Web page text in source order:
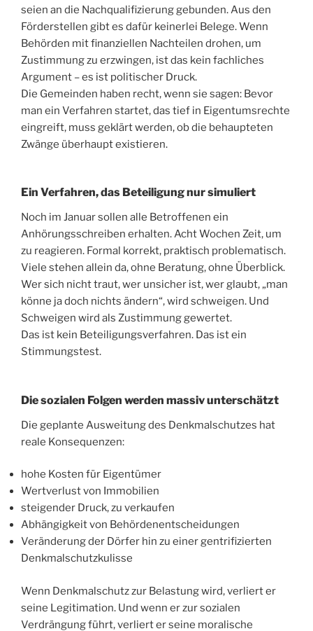
seien an die Nachqualifizierung gebunden. Aus den
Förderstellen gibt es dafür keinerlei Belege. Wenn
Behörden mit finanziellen Nachteilen drohen, um
Zustimmung zu erzwingen, ist das kein fachliches
Argument – es ist politischer Druck.
Die Gemeinden haben recht, wenn sie sagen: Bevor
man ein Verfahren startet, das tief in Eigentumsrechte
eingreift, muss geklärt werden, ob die behaupteten
Zwänge überhaupt existieren.
Ein Verfahren, das Beteiligung nur simuliert
Noch im Januar sollen alle Betroffenen ein
Anhörungsschreiben erhalten. Acht Wochen Zeit, um
zu reagieren. Formal korrekt, praktisch problematisch.
Viele stehen allein da, ohne Beratung, ohne Überblick.
Wer sich nicht traut, wer unsicher ist, wer glaubt, „man
könne ja doch nichts ändern“, wird schweigen. Und
Schweigen wird als Zustimmung gewertet.
Das ist kein Beteiligungsverfahren. Das ist ein
Stimmungstest.
Die sozialen Folgen werden massiv unterschätzt
Die geplante Ausweitung des Denkmalschutzes hat
reale Konsequenzen:
hohe Kosten für Eigentümer
Wertverlust von Immobilien
steigender Druck, zu verkaufen
Abhängigkeit von Behördenentscheidungen
Veränderung der Dörfer hin zu einer gentrifizierten
Denkmalschutzkulisse
Wenn Denkmalschutz zur Belastung wird, verliert er
seine Legitimation. Und wenn er zur sozialen
Verdrängung führt, verliert er seine moralische